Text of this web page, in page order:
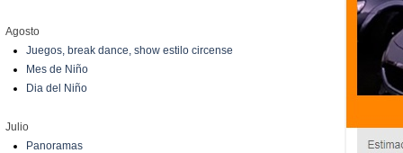
Agosto
Juegos, break dance, show estilo circense
Mes de Niño
Dia del Niño
Julio
Panoramas